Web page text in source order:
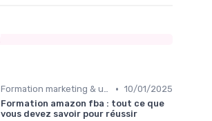
Formation marketing & upskilling • 10/01/2025
Formation amazon fba : tout ce que
vous devez savoir pour réussir